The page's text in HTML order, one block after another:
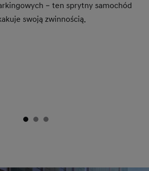
– ten sprytny samochód
swoją zwinnością.